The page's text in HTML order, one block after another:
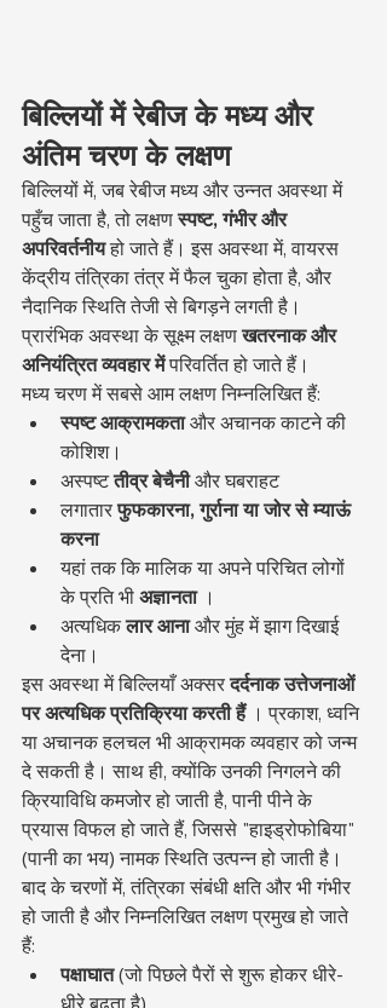
बिल्लियों में रेबीज के मध्य और
अंतिम चरण के लक्षण
बिल्लियों में, जब रेबीज मध्य और उन्नत अवस्था में
पहुँच जाता है, तो लक्षण स्पष्ट, गंभीर और
अपरिवर्तनीय हो जाते हैं। इस अवस्था में, वायरस
केंद्रीय तंत्रिका तंत्र में फैल चुका होता है, और
नैदानिक स्थिति तेजी से बिगड़ने लगती है।
प्रारंभिक अवस्था के सूक्ष्म लक्षण खतरनाक और
अनियंत्रित व्यवहार में परिवर्तित हो जाते हैं।
मध्य चरण में सबसे आम लक्षण निम्नलिखित हैं:
स्पष्ट आक्रामकता और अचानक काटने की
कोशिश।
अस्पष्ट तीव्र बेचैनी और घबराहट
लगातार फुफकारना, गुर्राना या जोर से म्याऊं
करना
यहां तक कि मालिक या अपने परिचित लोगों
के प्रति भी अज्ञानता ।
अत्यधिक लार आना और मुंह में झाग दिखाई
देना।
इस अवस्था में बिल्लियाँ अक्सर दर्दनाक उत्तेजनाओं
पर अत्यधिक प्रतिक्रिया करती हैं । प्रकाश, ध्वनि
या अचानक हलचल भी आक्रामक व्यवहार को जन्म
दे सकती है। साथ ही, क्योंकि उनकी निगलने की
क्रियाविधि कमजोर हो जाती है, पानी पीने के
प्रयास विफल हो जाते हैं, जिससे "हाइड्रोफोबिया"
(पानी का भय) नामक स्थिति उत्पन्न हो जाती है।
बाद के चरणों में, तंत्रिका संबंधी क्षति और भी गंभीर
हो जाती है और निम्नलिखित लक्षण प्रमुख हो जाते
हैं:
पक्षाघात (जो पिछले पैरों से शुरू होकर धीरे-